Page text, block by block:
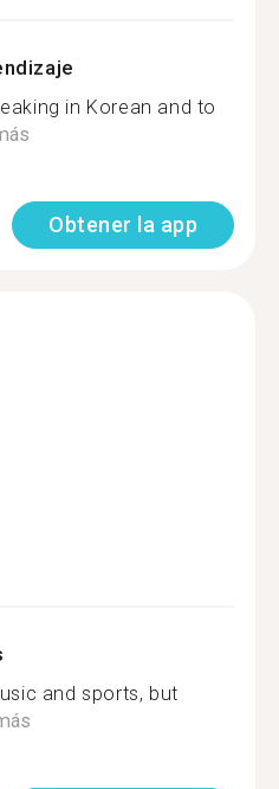
in Korean and to
Obtener la app
and sports, but